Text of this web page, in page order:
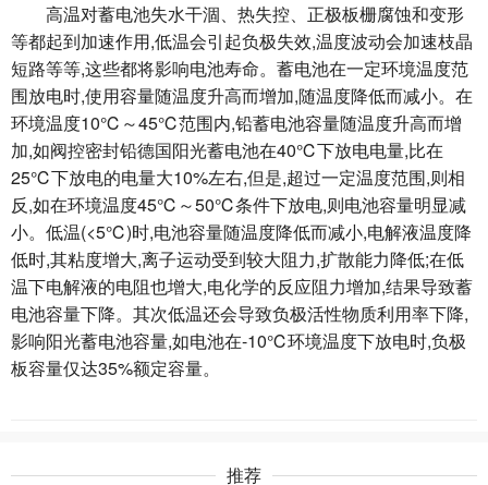
高温对蓄电池失水干涸、热失控、正极板栅腐蚀和变形
等都起到加速作用,低温会引起负极失效,温度波动会加速枝晶
短路等等,这些都将影响电池寿命。蓄电池在一定环境温度范
围放电时,使用容量随温度升高而增加,随温度降低而减小。在
环境温度10℃～45℃范围内,铅蓄电池容量随温度升高而增
加,如阀控密封铅德国阳光蓄电池在40℃下放电电量,比在
25℃下放电的电量大10%左右,但是,超过一定温度范围,则相
反,如在环境温度45℃～50℃条件下放电,则电池容量明显减
小。低温(<5℃)时,电池容量随温度降低而减小,电解液温度降
低时,其粘度增大,离子运动受到较大阻力,扩散能力降低;在低
温下电解液的电阻也增大,电化学的反应阻力增加,结果导致蓄
电池容量下降。其次低温还会导致负极活性物质利用率下降,
影响阳光蓄电池容量,如电池在-10℃环境温度下放电时,负极
板容量仅达35%额定容量。
推荐